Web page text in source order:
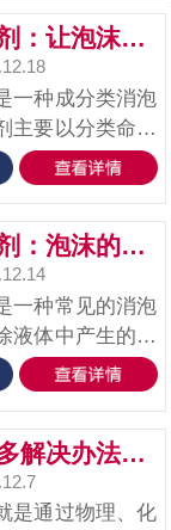
我国工业发展的
要看到工业发展
矿物油消泡剂：让泡沫销声匿迹！
一种成分类消泡
主要以分类命名
、聚醚消泡剂
油消泡剂与矿物
油或者或其他不
油性载体，占比
有机硅消泡剂：泡沫的终结者！
一种常见的消泡
液体中产生的泡
体的表面张力和
沫膜被破坏，以
处理、制药、食
染、造纸、涂
水处理泡沫多解决办法？用水处理消泡剂
是通过物理、化